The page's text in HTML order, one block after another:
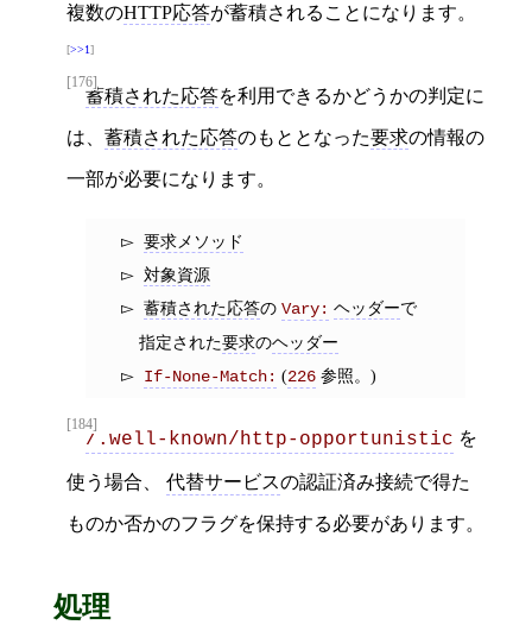
複数のHTTP応答が蓄積されることになります。
>>1
[176]
蓄積された応答を利用できるかどうかの判定に
は、 蓄積された応答のもととなった要求の情報の
一部が必要になります。
要求メソッド
対象資源
蓄積された応答のVary: ヘッダーで
指定された要求のヘッダー
If-None-Match: (226 参照。)
[184]
/.well-known/http-opportunistic を
使う場合、 代替サービスの認証済み接続で得た
ものか否かのフラグを保持する必要があります。
処理